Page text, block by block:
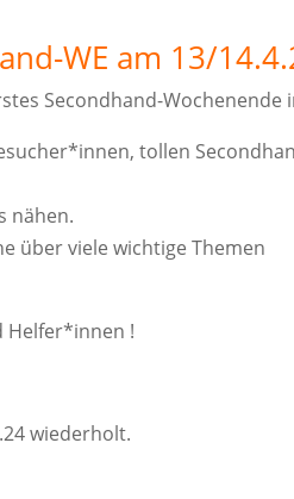
WE am 13/
Secondhand-Wochenende
tollen
nähen.
über viele wichtige Themen
Helfer*innen !
wiederholt.